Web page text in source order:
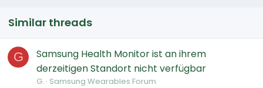
Similar threads
G
Samsung Health Monitor ist an ihrem
derzeitigen Standort nicht verfügbar
G. Samsung Wearables Forum